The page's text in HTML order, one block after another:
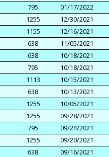
795
01/17/2022
1255
12/30/2021
1155
12/16/2021
638
11/05/2021
638
10/18/2021
795
10/18/2021
1113
10/15/2021
638
10/13/2021
1255
10/05/2021
1255
09/28/2021
795
09/24/2021
1255
09/20/2021
638
09/16/2021